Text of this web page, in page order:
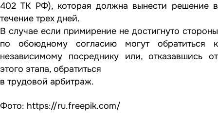
402 ТК РФ), которая должна вынести решение в
течение трех дней.
В случае если примирение не достигнуто стороны
по обоюдному согласию могут обратиться к
независимому посреднику или, отказавшись от
этого этапа, обратиться
в трудовой арбитраж.
Фото: https://ru.freepik.com/